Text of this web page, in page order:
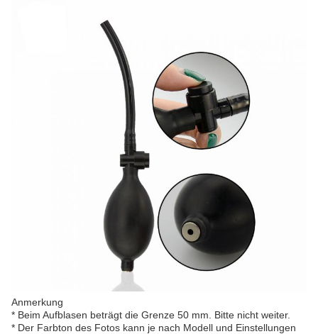
Anmerkung
* Beim Aufblasen beträgt die Grenze 50 mm. Bitte nicht weiter.
* Der Farbton des Fotos kann je nach Modell und Einstellungen